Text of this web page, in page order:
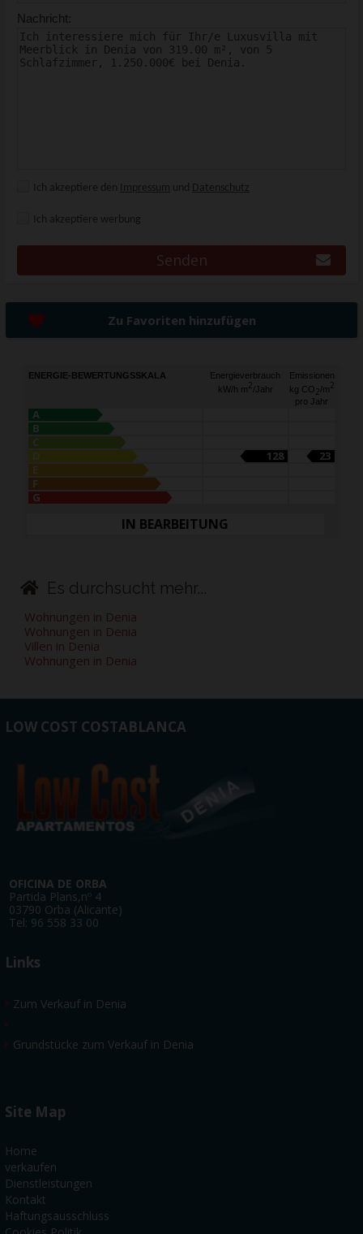
Nachricht:
Ich akzeptiere den Impressum und Datenschutz
Ich akzeptiere werbung
Senden
Zu Favoriten hinzufügen
ENERGIE-BEWERTUNGSSKALA
Energieverbrauch
kW/h m2/Jahr
Emissionen
kg CO2/m2
pro Jahr
A
B
C
D
128
23
E
F
G
IN BEARBEITUNG
Es durchsucht mehr...
Wohnungen in Denia
Wohnungen in Denia
Villen in Denia
Wohnungen in Denia
LOW COST COSTABLANCA
OFICINA DE ORBA
Partida Plans,nº 4
03790 Orba (Alicante)
​Tel: 96 558 33 00
Links
Zum Verkauf in Denia
Grundstücke zum Verkauf in Denia
Site Map
Home
verkaufen
Dienstleistungen
Kontakt
Haftungsausschluss